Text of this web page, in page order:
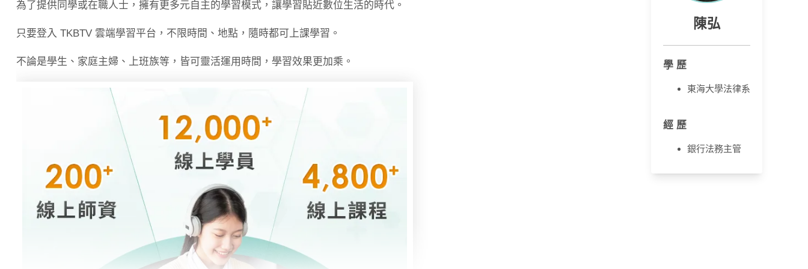
為了提供同學或在職人士，擁有更多元自主的學習模式，讓學習貼近數位生活的時代。
只要登入 TKBTV 雲端學習平台，不限時間、地點，隨時都可上課學習。
不論是學生、家庭主婦、上班族等，皆可靈活運用時間，學習效果更加乘。
陳弘
學 歷
東海大學法律系
經 歷
銀行法務主管